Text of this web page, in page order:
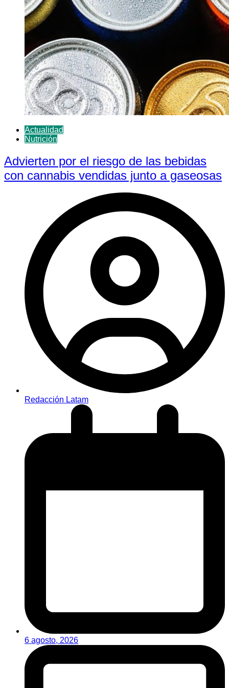
Actualidad
Nutrición
Advierten por el riesgo de las bebidas
con cannabis vendidas junto a gaseosas
Redacción Latam
6 agosto, 2026